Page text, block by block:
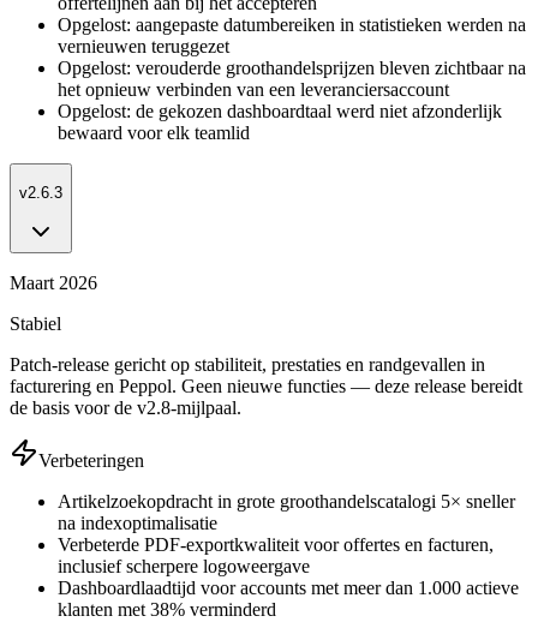
Opgelost: aangepaste datumbereiken in statistieken werden na
vernieuwen teruggezet
Opgelost: verouderde groothandelsprijzen bleven zichtbaar na
het opnieuw verbinden van een leveranciersaccount
Opgelost: de gekozen dashboardtaal werd niet afzonderlijk
bewaard voor elk teamlid
v2.6.3
Maart 2026
Stabiel
Patch-release gericht op stabiliteit, prestaties en randgevallen in
facturering en Peppol. Geen nieuwe functies — deze release bereidt
de basis voor de v2.8-mijlpaal.
Verbeteringen
Artikelzoekopdracht in grote groothandelscatalogi 5× sneller
na indexoptimalisatie
Verbeterde PDF-exportkwaliteit voor offertes en facturen,
inclusief scherpere logoweergave
Dashboardlaadtijd voor accounts met meer dan 1.000 actieve
klanten met 38% verminderd